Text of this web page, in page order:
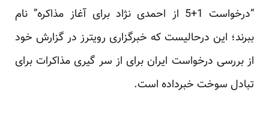
“درخواست 1+5 از احمدی نژاد برای آغاز مذاکره” نام
ببرند؛ این درحالیست که خبرگزاری رویترز در گزارش خود
از بررسی درخواست ایران برای از سر گیری مذاکرات برای
تبادل سوخت خبرداده است.